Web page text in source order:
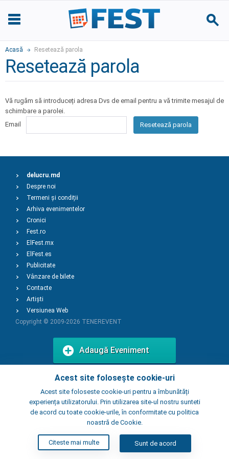
Acasă Resetează parola
Resetează parola
Vă rugăm să introduceți adresa Dvs de email pentru a vă trimite mesajul de
schimbare a parolei.
Email
Resetează parola
Acest site folosește cookie-uri
Acest site foloseste cookie-uri pentru a îmbunătăți
experiența utilizatorului. Prin utilizarea site-ul nostru sunteti
de acord cu toate cookie-urile, în conformitate cu politica
noastră de Cookie.
Citeste mai multe Sunt de acord
delucru.md
Despre noi
Termeni și condiții
Arhiva evenimentelor
Cronici
Fest.ro
ElFest.mx
ElFest.es
Publicitate
Vânzare de bilete
Contacte
Artiști
Versiunea Web
Copyright © 2009-2026 TENEREVENT
Adaugă Eveniment
Adaugă Local